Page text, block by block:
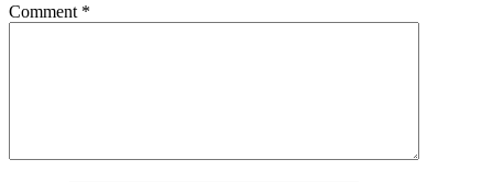
Comment *